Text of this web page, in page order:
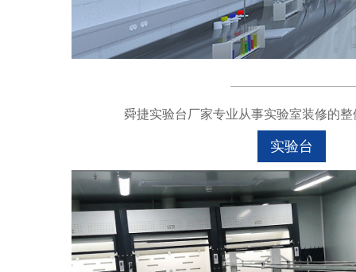
舜捷实验台厂家专业从事实验室装修的
实验台